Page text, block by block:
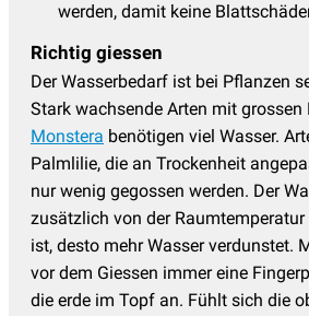
werden, damit keine
Richtig giessen
Der Wasserbedarf ist bei Pflanzen
Stark wachsende Arten mit grossen
Monstera benötigen viel Wasser.
Palmlilie, die an Trockenheit
nur wenig gegossen werden. Der
zusätzlich von der
ist, desto mehr Wasser verdunstet.
vor dem Giessen immer eine
die erde im Topf an. Fühlt sich die